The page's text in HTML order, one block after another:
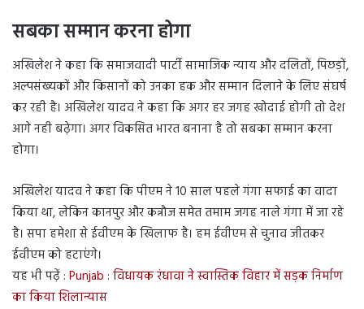
सबका सम्मान करना होगा
अखिलेश ने कहा कि समाजवादी पार्टी सामाजिक न्याय और दलितों, पिछड़ों,
अल्पसंख्यकों और किसानों को उनका हक और सम्मान दिलाने के लिए संघर्ष
कर रही है। अखिलेश यादव ने कहा कि अगर हर जगह खोदाई होगी तो देश
आगे नही बढ़ेगा। अगर विकसित भारत बनाना है तो सबका सम्मान करना
होगा।
अखिलेश यादव ने कहा कि पीएम ने 10 साल पहले गंगा सफाई का वादा
किया था, लेकिन कानपुर और कन्नौज समेत तमाम जगह नाले गंगा में जा रहे
है। सपा हमेशा से ईवीएम के खिलाफ है। हम ईवीएम से चुनाव जीतकर
ईवीएम को हटाएंगे।
यह भी पढ़ें : Punjab : विधायक रंधावा ने स्वास्तिक विहार में सड़क निर्माण
का किया शिलान्यास